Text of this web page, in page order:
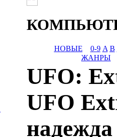
НОВЫЕ 0-9 A B
ЖАНРЫ
UFO:
UFO
надежда